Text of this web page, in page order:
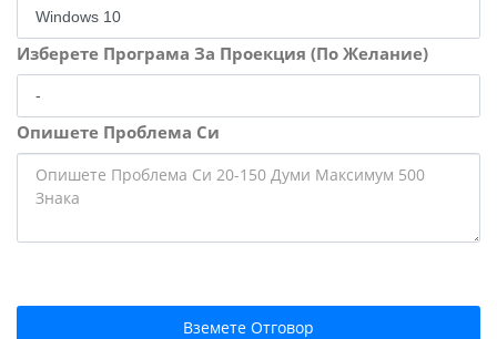
Изберете Програма За Проекция (По Желание)
Опишете Проблема Си
Вземете Отговор